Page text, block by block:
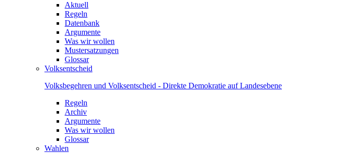
Aktuell
Regeln
Datenbank
Argumente
Was wir wollen
Mustersatzungen
Glossar
Volksentscheid
Volksbegehren und Volksentscheid - Direkte Demokratie auf Landesebene
Regeln
Archiv
Argumente
Was wir wollen
Glossar
Wahlen